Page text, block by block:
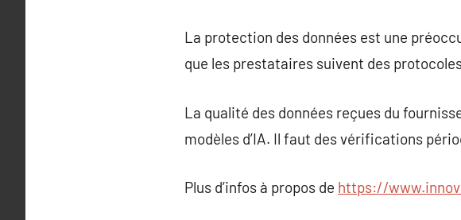
La protection des données est une
que les prestataires suivent des
La qualité des données reçues du
modèles d’IA. Il faut des vérifications
Plus d’infos à propos de https://